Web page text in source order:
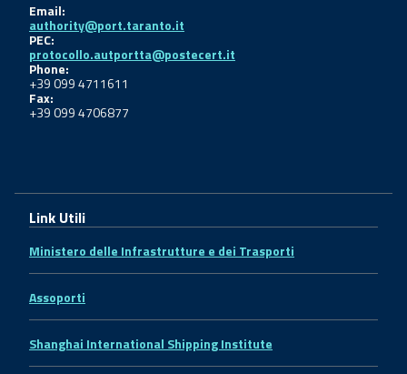
Email:
authority@port.taranto.it
PEC:
protocollo.autportta@postecert.it
Phone:
+39 099 4711611
Fax:
+39 099 4706877
Link Utili
Ministero delle Infrastrutture e dei Trasporti
Assoporti
Shanghai International Shipping Institute